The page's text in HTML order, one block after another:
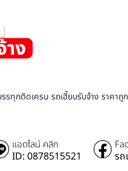
รรทุกติดเครน รถเฮี๊ยบรับจ้าง ราคา
แอดไลน์ คลิก
ID: 0878515521 รถ